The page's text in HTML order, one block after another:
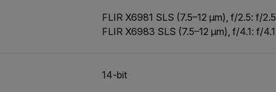
FLIR X6981 SLS (7.5–12 µm), f/2.5: f/2.5
FLIR X6983 SLS (7.5–12 µm), f/4.1: f/4.1
14-bit